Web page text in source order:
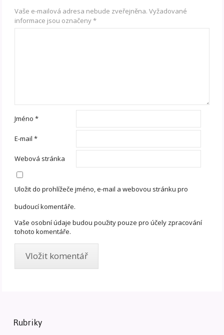
Vaše e-mailová adresa nebude zveřejněna. Vyžadované
informace jsou označeny*
Jméno*
E-mail*
Webová stránka
Uložit do prohlížeče jméno, e-mail a webovou stránku pro
budoucí komentáře.
Vaše osobní údaje budou použity pouze pro účely zpracování
tohoto komentáře.
Rubriky